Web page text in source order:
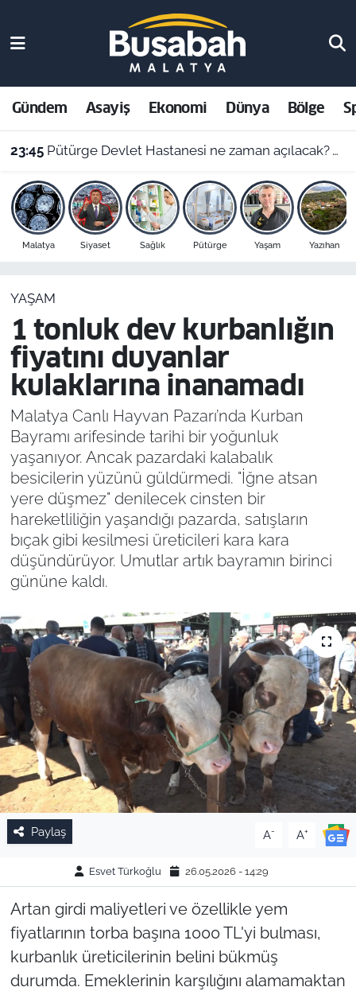
Gündem Asayiş Ekonomi Dünya Bölge
23:45 Pütürge Devlet Hastanesi ne zaman açılacak? Vali Yavuz açıkladı
Malatya Siyaset Sağlık Pütürge Yaşam Yazıhan
YAŞAM
1 tonluk dev kurbanlığın
fiyatını duyanlar
kulaklarına inanamadı
Malatya Canlı Hayvan Pazarı’nda Kurban
Bayramı arifesinde tarihi bir yoğunluk
yaşanıyor. Ancak pazardaki kalabalık
besicilerin yüzünü güldürmedi. "İğne atsan
yere düşmez" denilecek cinsten bir
hareketliliğin yaşandığı pazarda, satışların
bıçak gibi kesilmesi üreticileri kara kara
düşündürüyor. Umutlar artık bayramın birinci
gününe kaldı.
Paylaş A- A+
Esvet Türkoğlu 26.05.2026 - 14:29
Artan girdi maliyetleri ve özellikle yem
fiyatlarının torba başına 1000 TL'yi bulması,
kurbanlık üreticilerinin belini bükmüş
durumda. Emeklerinin karşılığını alamamaktan
Asayiş
Ekonomi
Dünya
Bölge
Resmi İlanlar
Malatya Nöbetçi Eczaneler
Malatya Hava Durumu
Malatya Namaz Vakitleri
Malatya Trafik Yoğunluk Haritası
Süper Lig Puan Durumu ve Fikstür
Son Dakika Haberleri
Haber Arşivi